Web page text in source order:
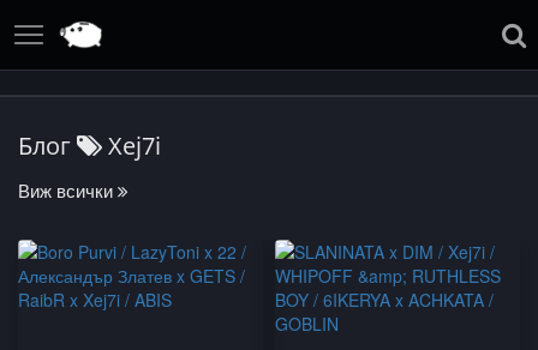
Блог Xej7i
Виж всички